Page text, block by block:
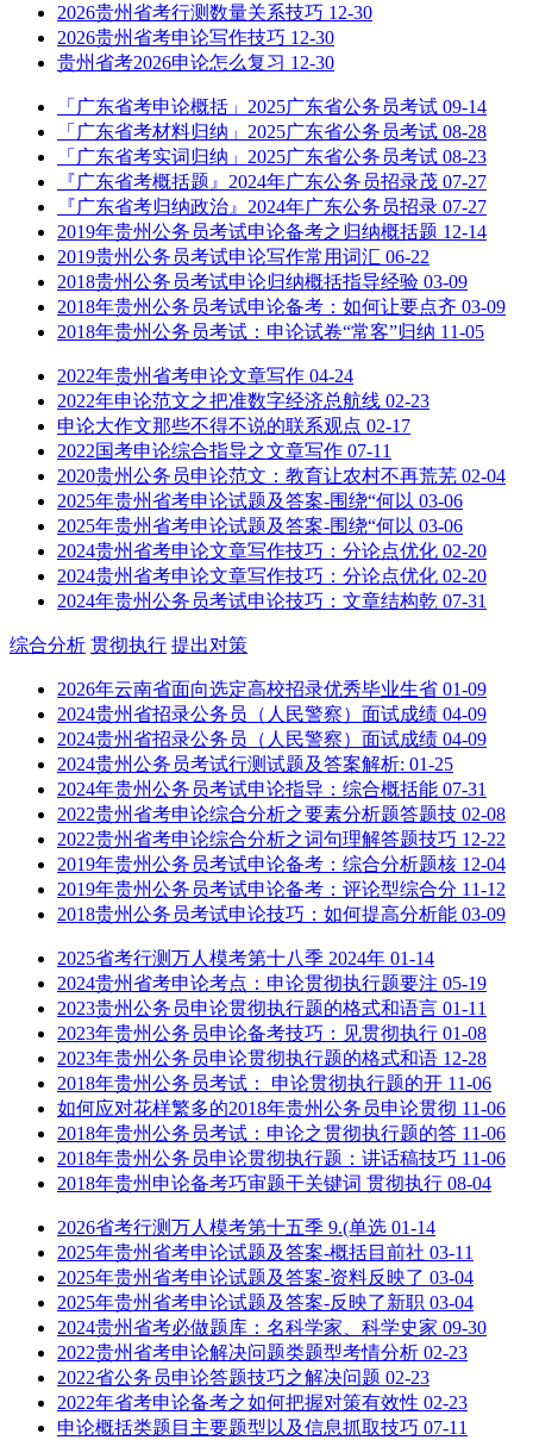
2026贵州省考行测数量关系技巧 12-30
2026贵州省考申论写作技巧 12-30
贵州省考2026申论怎么复习 12-30
「广东省考申论概括」2025广东省公务员考试 09-14
「广东省考材料归纳」2025广东省公务员考试 08-28
「广东省考实词归纳」2025广东省公务员考试 08-23
『广东省考概括题』2024年广东公务员招录茂 07-27
『广东省考归纳政治』2024年广东公务员招录 07-27
2019年贵州公务员考试申论备考之归纳概括题 12-14
2019贵州公务员考试申论写作常用词汇 06-22
2018贵州公务员考试申论归纳概括指导经验 03-09
2018年贵州公务员考试申论备考：如何让要点齐 03-09
2018年贵州公务员考试：申论试卷“常客”归纳 11-05
2022年贵州省考申论文章写作 04-24
2022年申论范文之把准数字经济总航线 02-23
申论大作文那些不得不说的联系观点 02-17
2022国考申论综合指导之文章写作 07-11
2020贵州公务员申论范文：教育让农村不再荒芜 02-04
2025年贵州省考申论试题及答案-围绕“何以 03-06
2025年贵州省考申论试题及答案-围绕“何以 03-06
2024贵州省考申论文章写作技巧：分论点优化 02-20
2024贵州省考申论文章写作技巧：分论点优化 02-20
2024年贵州公务员考试申论技巧：文章结构乾 07-31
综合分析 贯彻执行 提出对策
2026年云南省面向选定高校招录优秀毕业生省 01-09
2024贵州省招录公务员（人民警察）面试成绩 04-09
2024贵州省招录公务员（人民警察）面试成绩 04-09
2024贵州公务员考试行测试题及答案解析: 01-25
2024年贵州公务员考试申论指导：综合概括能 07-31
2022贵州省考申论综合分析之要素分析题答题技 02-08
2022贵州省考申论综合分析之词句理解答题技巧 12-22
2019年贵州公务员考试申论备考：综合分析题核 12-04
2019年贵州公务员考试申论备考：评论型综合分 11-12
2018贵州公务员考试申论技巧：如何提高分析能 03-09
2025省考行测万人模考第十八季 2024年 01-14
2024贵州省考申论考点：申论贯彻执行题要注 05-19
2023贵州公务员申论贯彻执行题的格式和语言 01-11
2023年贵州公务员申论备考技巧：见贯彻执行 01-08
2023年贵州公务员申论贯彻执行题的格式和语 12-28
2018年贵州公务员考试： 申论贯彻执行题的开 11-06
如何应对花样繁多的2018年贵州公务员申论贯彻 11-06
2018年贵州公务员考试：申论之贯彻执行题的答 11-06
2018年贵州公务员申论贯彻执行题：讲话稿技巧 11-06
2018年贵州申论备考巧审题干关键词 贯彻执行 08-04
2026省考行测万人模考第十五季 9.(单选 01-14
2025年贵州省考申论试题及答案-概括目前社 03-11
2025年贵州省考申论试题及答案-资料反映了 03-04
2025年贵州省考申论试题及答案-反映了新职 03-04
2024贵州省考必做题库：名科学家、科学史家 09-30
2022贵州省考申论解决问题类题型考情分析 02-23
2022省公务员申论答题技巧之解决问题 02-23
2022年省考申论备考之如何把握对策有效性 02-23
申论概括类题目主要题型以及信息抓取技巧 07-11